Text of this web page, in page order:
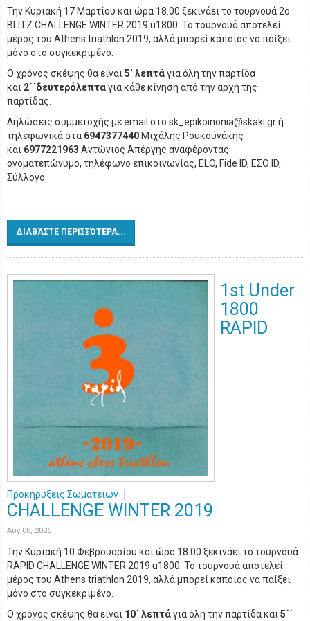
Την Κυριακή 17 Μαρτίου και ώρα 18.00 ξεκινάει το τουρνουά 2o
BLITZ CHALLENGE WINTER 2019 u1800. To τουρνουά αποτελεί
μέρος του Athens triathlon 2019, αλλά μπορεί κάποιος να παίξει
μόνο στο συγκεκριμένο.
Ο χρόνος σκέψης θα είναι5’ λεπτάγια όλη την παρτίδα
και 2΄΄δευτερόλεπταγια κάθε κίνηση από την αρχή της
παρτίδας.
Δηλώσεις συμμετοχής με email στο sk_epikoinonia@skaki.grή
τηλεφωνικά στα 6947377440 Μιχάλης Ρουκουνάκης
και 6977221963 Αντώνιος Απέργης αναφέροντας
ονοματεπώνυμο, τηλέφωνο επικοινωνίας, ELO, Fide ID, ΕΣΟ ID,
Σύλλογο.
ΔΙΑΒΆΣΤΕ ΠΕΡΙΣΣΌΤΕΡΑ...
Προκηρυξεις Σωματειων
1st Under
1800
RAPID
CHALLENGE WINTER 2019
Αυγ 08, 2026
Την Κυριακή 10 Φεβρουαρίου και ώρα 18.00 ξεκινάει το τουρνουά
RAPID CHALLENGE WINTER 2019 u1800. To τουρνουά αποτελεί
μέρος του Athens triathlon 2019, αλλά μπορεί κάποιος να παίξει
μόνο στο συγκεκριμένο.
Ο χρόνος σκέψης θα είναι 10΄ λεπτάγια όλη την παρτίδα και5΄΄